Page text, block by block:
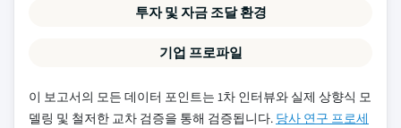
투자 및 자금 조달 환경
기업 프로파일
이 보고서의 모든 데이터 포인트는 1차 인터뷰와 실제 상향식 모
델링 및 철저한 교차 검증을 통해 검증됩니다. 당사 연구 프로세